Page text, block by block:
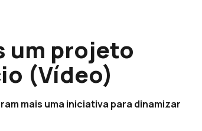
um projeto
(Vídeo)
mais uma iniciativa para dinamizar